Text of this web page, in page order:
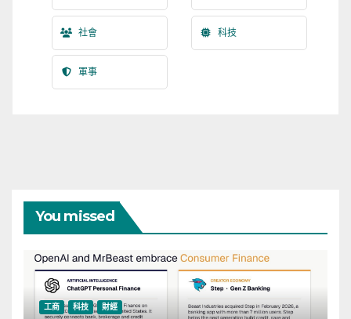
社會 科技
軍事
You missed
工商 科技 財經